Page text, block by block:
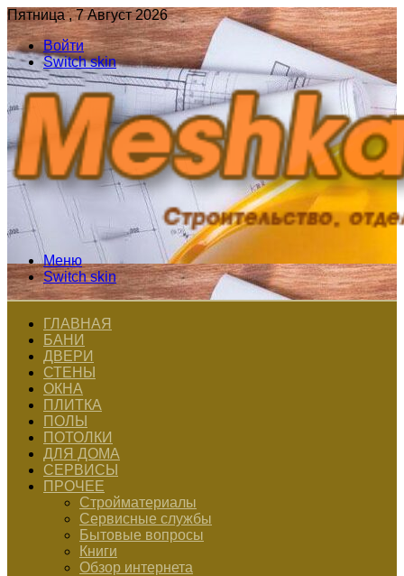
Пятница , 7 Август 2026
Войти
Switch skin
Меню
Switch skin
ГЛАВНАЯ
БАНИ
ДВЕРИ
СТЕНЫ
ОКНА
ПЛИТКА
ПОЛЫ
ПОТОЛКИ
ДЛЯ ДОМА
СЕРВИСЫ
ПРОЧЕЕ
Стройматериалы
Сервисные службы
Бытовые вопросы
Книги
Обзор интернета